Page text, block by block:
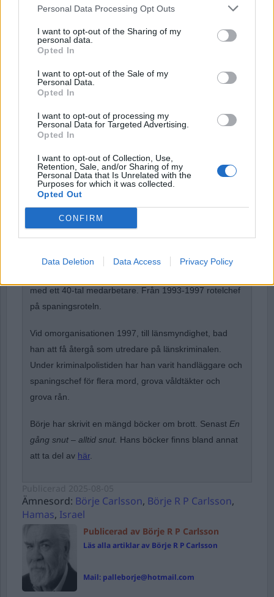
Personal Data Processing Opt Outs
I want to opt-out of the Sharing of my
personal data.
Opted In
I want to opt-out of the Sale of my
Personal Data.
Opted In
I want to opt-out of processing my
Personal Data for Targeted Advertising.
Opted In
I want to opt-out of Collection, Use,
Retention, Sale, and/or Sharing of my
Personal Data that Is Unrelated with the
Purposes for which it was collected.
Opted Out
CONFIRM
Data Deletion Data Access Privacy Policy
Username or E-mail
Password
Forgot Password
Stöd Para§rafs bevakning av rättssäkerheten
kriminalpolisen arbetat med företrädesvis de grövsta
med ett 40-tal medarbetare. Från 1993-1997 rotelchef
på spaningsroteln.
Vid omorganisationen 1997, till länsmyndighet, bad
han att få återgå som utredare på länskriminalen.
Under kriminalpolistiden har han varit handläggare och
spaningschef för flera mord, grova våldtäkter och
grova rån.
Börje har skrivit en mängd böcker om brott. Senast En
gång snut – alltid snut. Hans böcker finns bland annat
att ta del av här.
Ämnesord: Börje Carlsson, Börje R P Carlsson,
Hamas, Israel
Publicerad av Börje R P Carlsson
Läs alla artiklar av Börje R P Carlsson
Mail: palleborje@hotmail.com